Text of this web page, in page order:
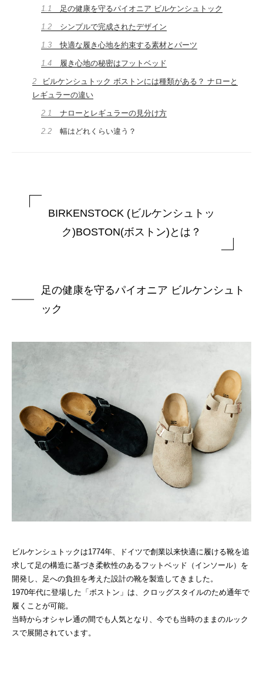
1.1 足の健康を守るパイオニア ビルケンシュトック
1.2 シンプルで完成されたデザイン
1.3 快適な履き心地を約束する素材とパーツ
1.4 履き心地の秘密はフットベッド
2
ビルケンシュトック ボストンには種類がある？ ナローと
レギュラーの違い
2.1 ナローとレギュラーの見分け方
2.2 幅はどれくらい違う？
3.2 足幅が広い・甲高の人はどうする？
ボストンのサイズ感をスタッフがレビュー
4.1 EVAモデルとの違い
4.2 ARIZONA(アリゾナ)との違い
デ
フットベッド（コルク部分）のお手入れ
7 よくある質問（FAQ）
7.1 Q1:ボストンは大きめ？小さめ？
7.2 Q2:雨の日履ける？
Q3:痛い？靴擦れする？
8
BIRKENSTOCK(ビルケンシュトック)ってどんなブラン
BIRKENSTOCK (ビルケンシュトッ
ク)BOSTON(ボストン)とは？
足の健康を守るパイオニア ビルケンシュト
ック
ビルケンシュトックは1774年、ドイツで創業以来快適に履ける靴を追
求して足の構造に基づき柔軟性のあるフットベッド（インソール）を
開発し、足への負担を考えた設計の靴を製造してきました。
1970年代に登場した「ボストン」は、クロッグスタイルのため通年で
履くことが可能。
当時からオシャレ通の間でも人気となり、今でも当時のままのルック
スで展開されています。